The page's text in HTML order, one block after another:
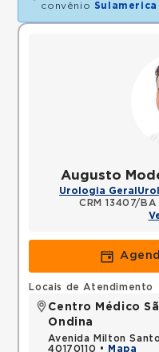
convênio Sulamerica
Augusto
Urologia Geral
CRM 13407/BA
Locais de Atendimento
Centro Médico
Ondina
Avenida Milton
40170110 •
Mapa